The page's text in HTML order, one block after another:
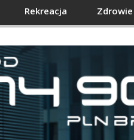
Rekreacja Zdrowie